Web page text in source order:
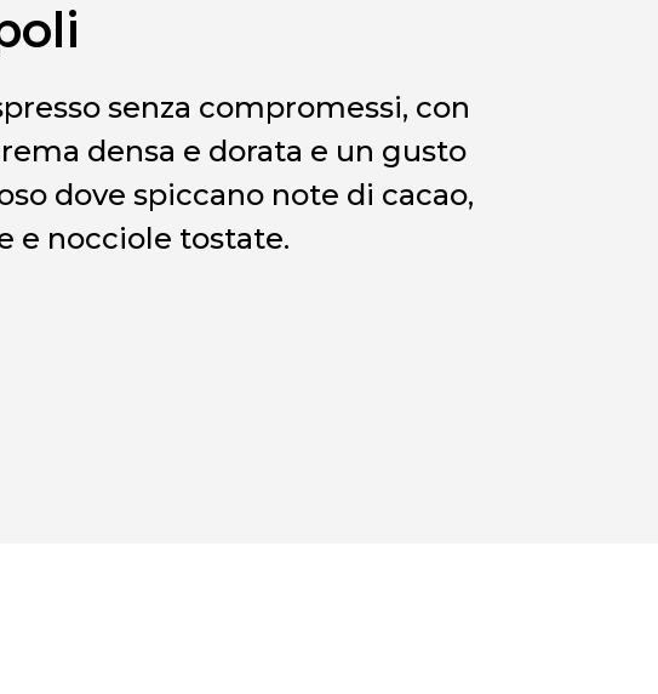
senza compromessi, con
densa e dorata e un gusto
dove spiccano note di cacao,
e nocciole tostate.